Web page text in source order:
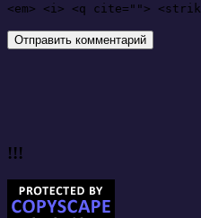
<em> <i> <q cite="">
!!!